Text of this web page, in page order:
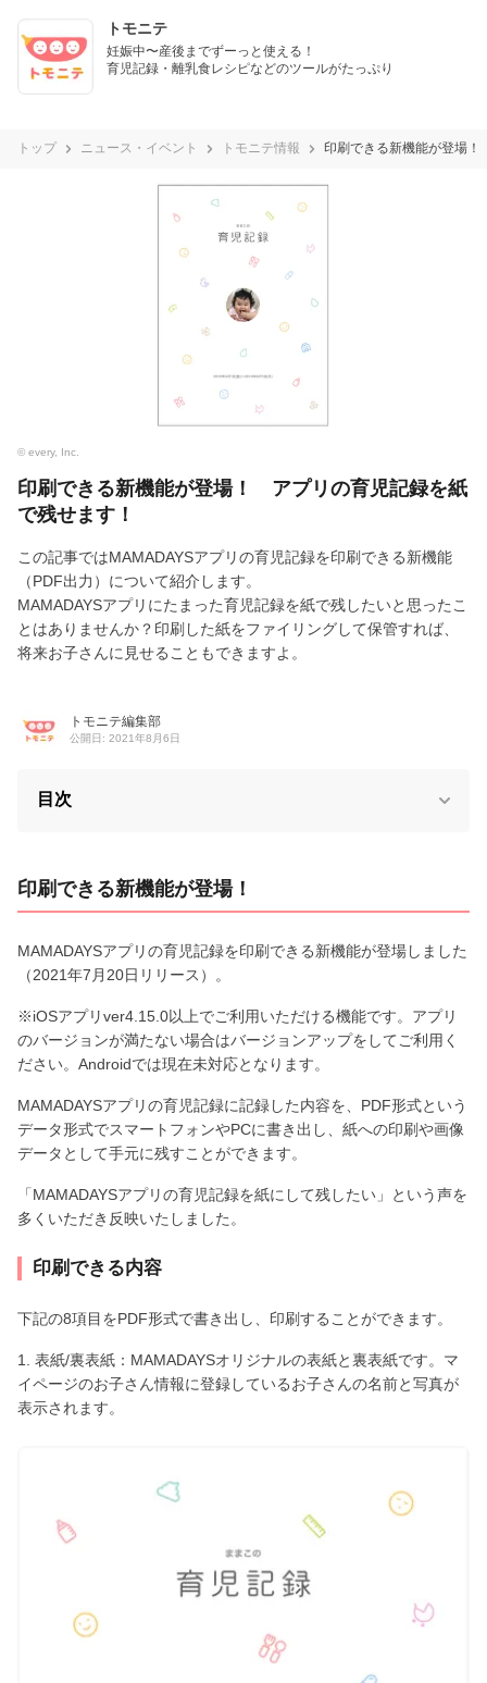
トモニテ
妊娠中〜産後までずーっと使える！
育児記録・離乳食レシピなどのツールがたっぷり
トップ ニュース・イベント トモニテ情報 印刷できる新機能が登場
© every, Inc.
印刷できる新機能が登場！ アプリの育児記録を紙
で残せます！
この記事ではMAMADAYSアプリの育児記録を印刷できる新機能
（PDF出力）について紹介します。
MAMADAYSアプリにたまった育児記録を紙で残したいと思ったこ
とはありませんか？印刷した紙をファイリングして保管すれば、
将来お子さんに見せることもできますよ。
トモニテ編集部
公開日: 2021年8月6日
目次
印刷できる新機能が登場！
MAMADAYSアプリの育児記録を印刷できる新機能が登場しました
（2021年7月20日リリース）。
※iOSアプリver4.15.0以上でご利用いただける機能です。アプリ
のバージョンが満たない場合はバージョンアップをしてご利用く
ださい。Androidでは現在未対応となります。
MAMADAYSアプリの育児記録に記録した内容を、PDF形式という
データ形式でスマートフォンやPCに書き出し、紙への印刷や画像
データとして手元に残すことができます。
「MAMADAYSアプリの育児記録を紙にして残したい」という声を
多くいただき反映いたしました。
印刷できる内容
下記の8項目をPDF形式で書き出し、印刷することができます。
1. 表紙/裏表紙：MAMADAYSオリジナルの表紙と裏表紙です。マ
イページのお子さん情報に登録しているお子さんの名前と写真が
表示されます。